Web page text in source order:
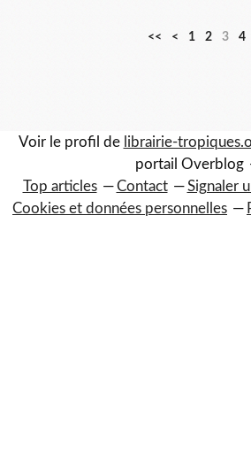
<< < 1 2 3 4
Voir le profil de librairie-
portail Overblog
Top articles
Contact Signaler
Cookies et données personnelles